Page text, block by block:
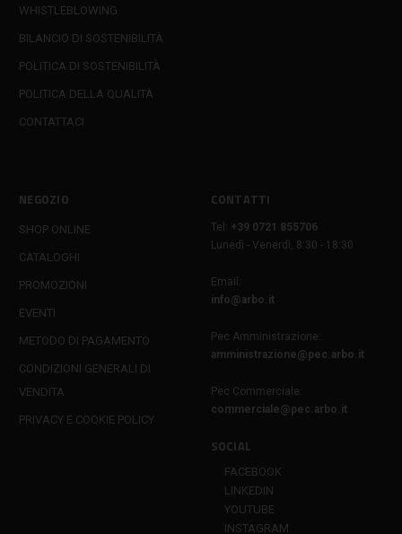
WHISTLEBLOWING
BILANCIO DI SOSTENIBILITÀ
POLITICA DI SOSTENIBILITÀ
POLITICA DELLA QUALITÀ
CONTATTACI
NEGOZIO
SHOP ONLINE
CATALOGHI
PROMOZIONI
EVENTI
METODO DI PAGAMENTO
CONDIZIONI GENERALI DI
VENDITA
PRIVACY E COOKIE POLICY
CONTATTI
Tel:
+39 0721 855706
Lunedì - Venerdì, 8:30 - 18:30
Email:
info@arbo.it
Pec Amministrazione:
amministrazione@pec.arbo.it
Pec Commerciale:
commerciale@pec.arbo.it
SOCIAL
FACEBOOK
LINKEDIN
YOUTUBE
INSTAGRAM